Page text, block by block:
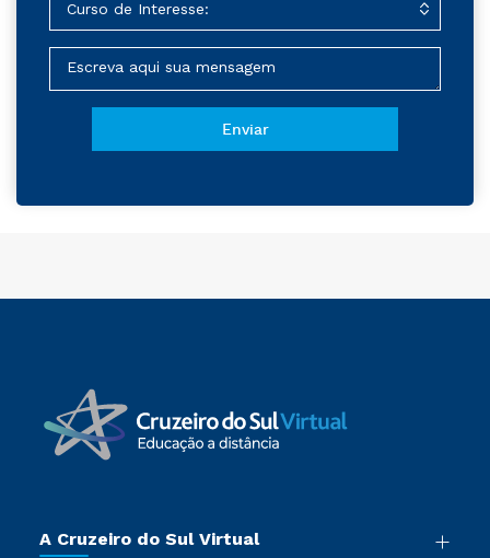
A Cruzeiro do Sul Virtual